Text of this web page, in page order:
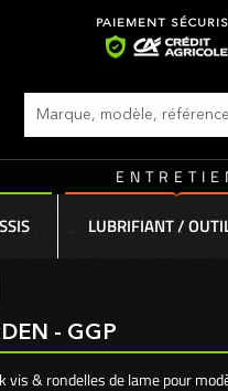
PAIEMENT
LUBRIFIANT /
- GGP
vis & rondelles de lame pour